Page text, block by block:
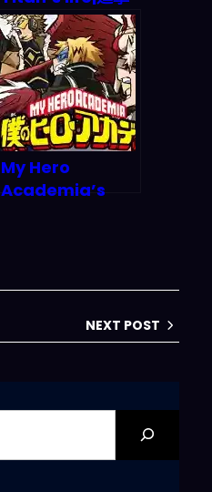
的巨人的一生|進撃
の巨人の生涯
My Hero
Academia’s
NEXT POST